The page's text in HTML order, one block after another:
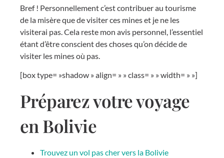
Bref ! Personnellement c’est contribuer au tourisme
de la misère que de visiter ces mines et je ne les
visiterai pas. Cela reste mon avis personnel, l’essentiel
étant d’être conscient des choses qu’on décide de
visiter les mines où pas.
[box type= »shadow » align= » » class= » » width= » »]
Préparez votre voyage
en Bolivie
Trouvez un vol pas cher vers la Bolivie